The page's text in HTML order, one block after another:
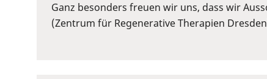
Ganz besonders freuen wir uns, dass wir
(Zentrum für Regenerative Therapien